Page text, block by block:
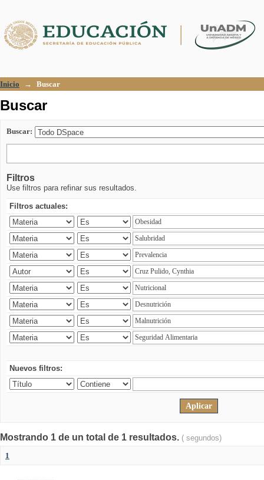
Inicio → Buscar
Buscar
Buscar:
Filtros
Use filtros para refinar sus resultados.
Filtros actuales:
Nuevos filtros:
Mostrando 1 de un total de 1 resultados. ( segundos)
1